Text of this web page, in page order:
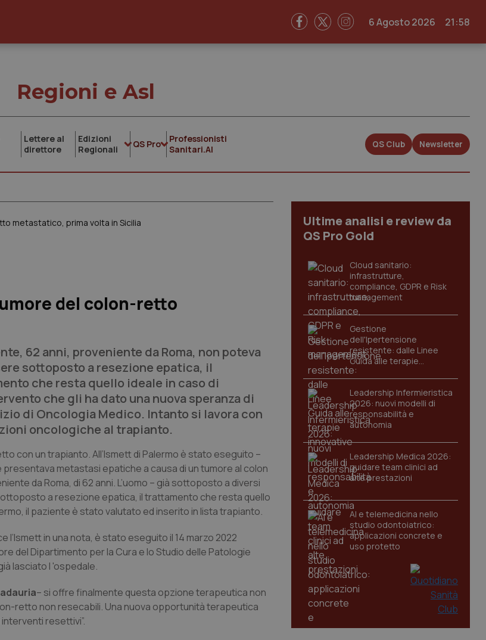
6 Agosto 2026 21:58
Regioni e Asl
Lettere al
direttore
Edizioni
Regionali
QS Pro
Professionisti
Sanitari.AI
QS Club Newsletter
metastatico, prima volta in Sicilia
del colon-retto
62 anni, proveniente da Roma, non poteva
sottoposto a resezione epatica, il
che resta quello ideale in caso di
che gli ha dato una nuova speranza di
di Oncologia Medico. Intanto si lavora con
oncologiche al trapianto.
con un trapianto. All’Ismett di Palermo è stato eseguito –
metastasi epatiche a causa di un tumore al colon
da Roma, di 62 anni. L’uomo – già sottoposto a diversi
a resezione epatica, il trattamento che resta quello
il paziente è stato valutato ed inserito in lista trapianto.
l’Ismett in una nota, è stato eseguito il 14 marzo 2022
del Dipartimento per la Cura e lo Studio delle Patologie
lasciato I 'ospedale.
– si offre finalmente questa opzione terapeutica non
retto non resecabili. Una nuova opportunità terapeutica
resettivi”.
Ultime analisi e review da
QS Pro Gold
Cloud sanitario:
infrastrutture,
compliance, GDPR e Risk
management
Gestione
dell'Ipertensione
resistente: dalle Linee
Guida alle terapie
innovative
Leadership Infermieristica
2026: nuovi modelli di
responsabilità e
autonomia
Leadership Medica 2026:
guidare team clinici ad
alte prestazioni
AI e telemedicina nello
studio odontoiatrico:
applicazioni concrete e
uso protetto